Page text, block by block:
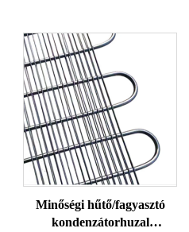
Minőségi hűtő/fagyasztó
kondenzátorhuzal